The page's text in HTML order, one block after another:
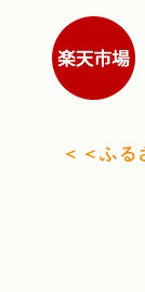
＜＜ふる